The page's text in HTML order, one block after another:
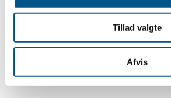
Tillad valgte
Afvis
særlig klageadgang, som sikrer